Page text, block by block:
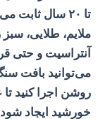
تا ۲۰ سال
ملایم، طلایی،
آنتراسیت و حتی
می‌توانید بافت
روشن اجرا کنید
خورشید ایجاد